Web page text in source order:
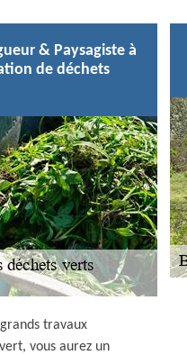
& Paysagiste à
de déchets
travaux
vous aurez un